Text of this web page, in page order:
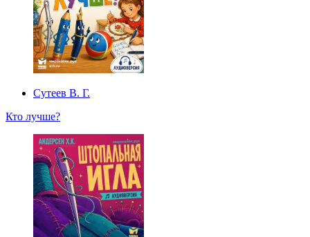
Сутеев В. Г.
Кто лучше?